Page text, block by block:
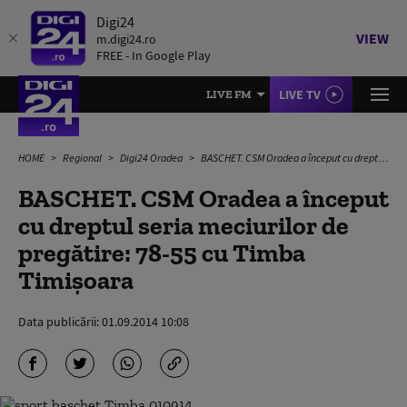
Digi24
m.digi24.ro
FREE - In Google Play
VIEW
LIVE FM LIVE TV
HOME Regional Digi24 Oradea BASCHET. CSM Oradea a început cu dreptul seria meciurilor de pregătire: 78-55 cu Timba Timişoara
BASCHET. CSM Oradea a început
cu dreptul seria meciurilor de
pregătire: 78-55 cu Timba
Timişoara
Data publicării:01.09.2014 10:08